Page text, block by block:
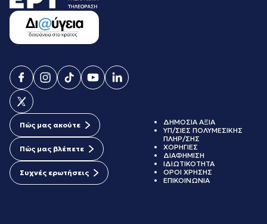
Πώς μας ακούτε
Πώς μας βλέπετε
Συχνές ερωτήσεις
ΔΗΜΟΣΙΑ ΑΞΙΑ
ΥΠ/ΣΙΕΣ ΠΟΛΥΜΕΣΙΚΗΣ
ΠΛΗΡ/ΣΗΣ
ΧΟΡΗΓΙΕΣ
ΔΙΑΦΗΜΙΣΗ
ΙΔΙΩΤΙΚΟΤΗΤΑ
ΟΡΟΙ ΧΡΗΣΗΣ
ΕΠΙΚΟΙΝΩΝΙΑ